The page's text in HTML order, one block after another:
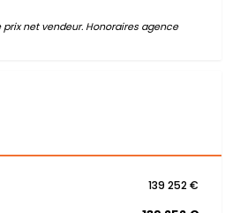
net vendeur. Honoraires agence
139 252 €